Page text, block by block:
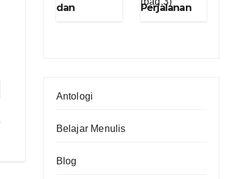
dan
Perjalanan
Antologi
Belajar Menulis
Blog